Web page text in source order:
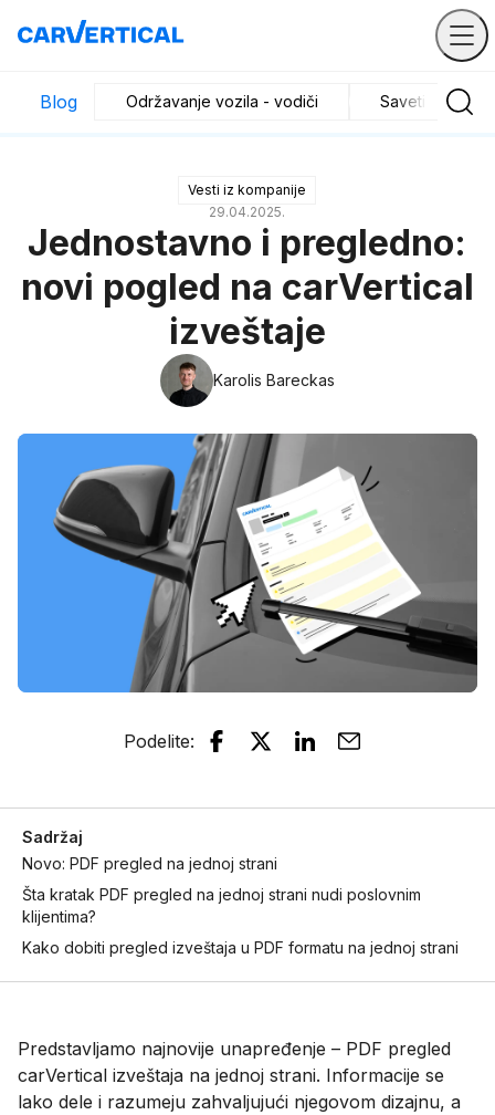
Blog Održavanje vozila - vodiči Saveti za
Vesti iz kompanije
29.04.2025.
Jednostavno i pregledno:
novi pogled na carVertical
izveštaje
Karolis Bareckas
Podelite:
Sadržaj
Novo: PDF pregled na jednoj strani
Šta kratak PDF pregled na jednoj strani nudi poslovnim
klijentima?
Kako dobiti pregled izveštaja u PDF formatu na jednoj strani
Predstavljamo najnovije unapređenje – PDF pregled
carVertical izveštaja na jednoj strani. Informacije se
lako dele i razumeju zahvaljujući njegovom dizajnu, a